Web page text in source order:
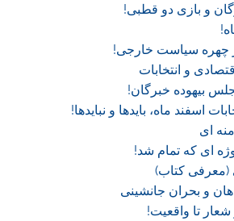
و بازی دو قطبی!
چهره سیاست خارجی!
و انتخابات
بیهوده خبرگان!
اسفند ماه، بایدها و نبایدها!
ای
ای که تمام شد!
(معرفی کتاب)
و بحران جانشینی
شعار تا واقعیت!